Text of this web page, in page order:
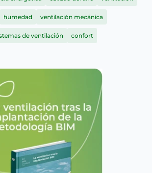
humedad ventilación mecánica
de ventilación confort